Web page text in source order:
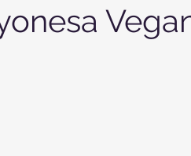
de 5 estrellas.